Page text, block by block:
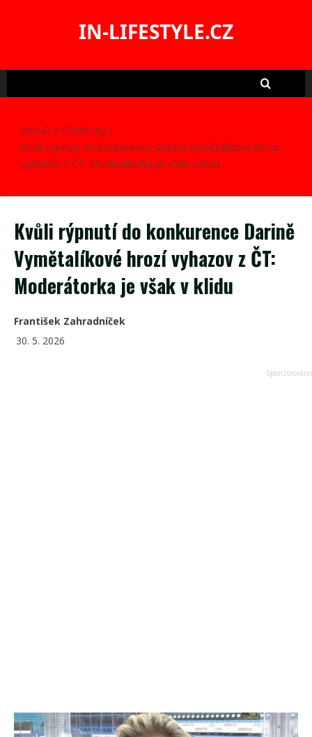
IN-LIFESTYLE.CZ
Domů
Celebrity
Kvůli rýpnutí do konkurence Darině Vymětalíkové hrozí
vyhazov z ČT: Moderátorka je však v klidu
Kvůli rýpnutí do konkurence Darině
Vymětalíkové hrozí vyhazov z ČT:
Moderátorka je však v klidu
František Zahradníček
30. 5. 2026